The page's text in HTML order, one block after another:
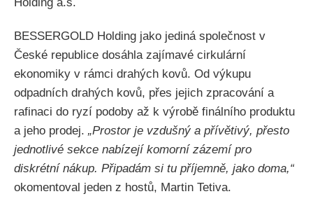
BESSERGOLD Holding jako jediná společnost v
České republice dosáhla zajímavé cirkulární
ekonomiky v rámci drahých kovů. Od výkupu
odpadních drahých kovů, přes jejich zpracování a
rafinaci do ryzí podoby až k výrobě finálního produktu
a jeho prodej. „Prostor je vzdušný a přívětivý, přesto
jednotlivé sekce nabízejí komorní zázemí pro
diskrétní nákup. Připadám si tu příjemně, jako doma,“
okomentoval jeden z hostů, Martin Tetiva.